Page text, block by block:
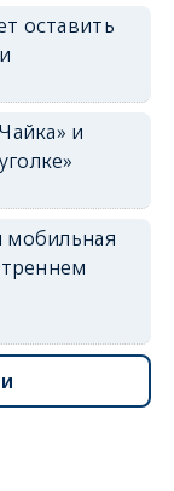
оставить
и
мобильная